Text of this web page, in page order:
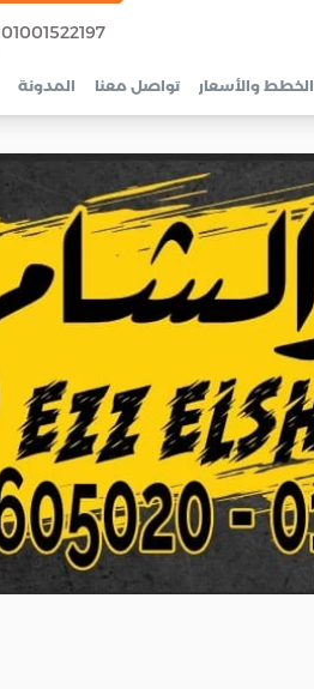
01001522197
الخطط والأسعار تواصل معنا المدونة